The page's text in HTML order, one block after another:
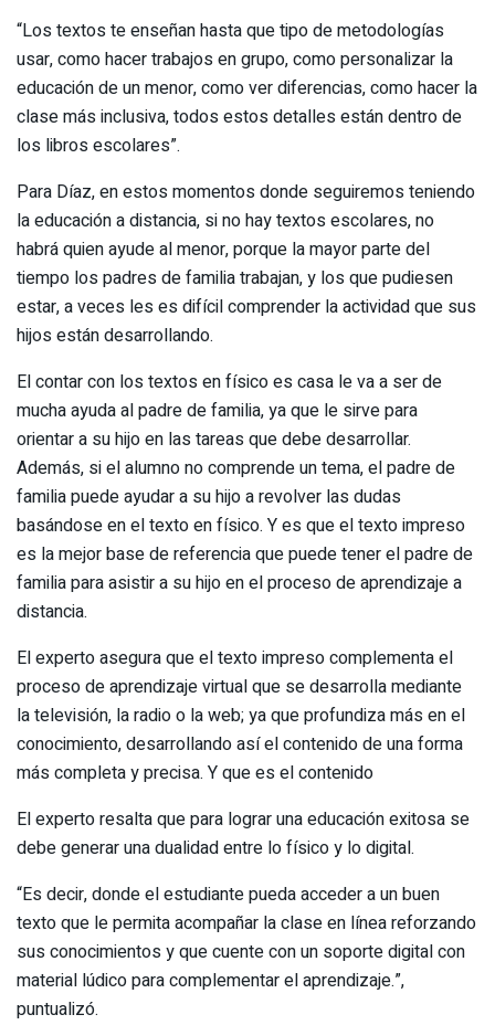
“Los textos te enseñan hasta que tipo de metodologías
usar, como hacer trabajos en grupo, como personalizar la
educación de un menor, como ver diferencias, como hacer la
clase más inclusiva, todos estos detalles están dentro de
los libros escolares”.
Para Díaz, en estos momentos donde seguiremos teniendo
la educación a distancia, si no hay textos escolares, no
habrá quien ayude al menor, porque la mayor parte del
tiempo los padres de familia trabajan, y los que pudiesen
estar, a veces les es difícil comprender la actividad que sus
hijos están desarrollando.
El contar con los textos en físico es casa le va a ser de
mucha ayuda al padre de familia, ya que le sirve para
orientar a su hijo en las tareas que debe desarrollar.
Además, si el alumno no comprende un tema, el padre de
familia puede ayudar a su hijo a revolver las dudas
basándose en el texto en físico. Y es que el texto impreso
es la mejor base de referencia que puede tener el padre de
familia para asistir a su hijo en el proceso de aprendizaje a
distancia.
El experto asegura que el texto impreso complementa el
proceso de aprendizaje virtual que se desarrolla mediante
la televisión, la radio o la web; ya que profundiza más en el
conocimiento, desarrollando así el contenido de una forma
más completa y precisa. Y que es el contenido
El experto resalta que para lograr una educación exitosa se
debe generar una dualidad entre lo físico y lo digital.
“Es decir, donde el estudiante pueda acceder a un buen
texto que le permita acompañar la clase en línea reforzando
sus conocimientos y que cuente con un soporte digital con
material lúdico para complementar el aprendizaje.”,
puntualizó.